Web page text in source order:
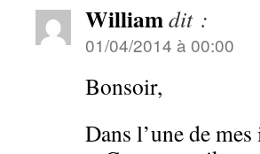
Williamdit :
01/04/2014 à 00:00
Bonsoir,
Dans l’une de